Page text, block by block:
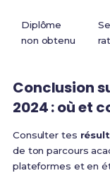
Diplôme
non obtenu
Conclusion
2024 : où et
Consulter tes
de ton parcours
plateformes et en